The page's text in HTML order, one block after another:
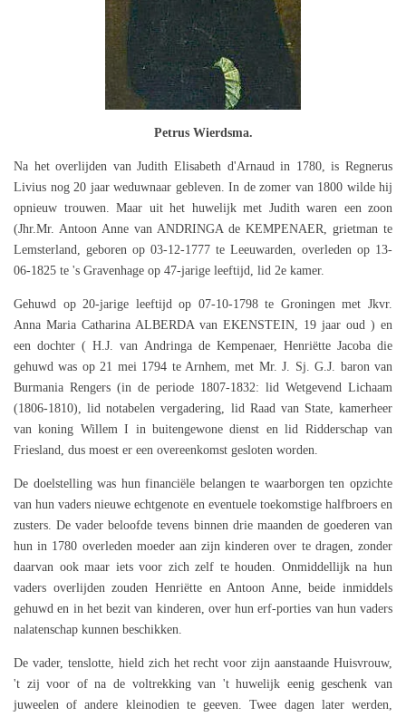
Petrus Wierdsma.
Na het overlijden van Judith Elisabeth d'Arnaud in 1780, is Regnerus
Livius nog 20 jaar weduwnaar gebleven. In de zomer van 1800 wilde hij
opnieuw trouwen. Maar uit het huwelijk met Judith waren een zoon
(Jhr.Mr. Antoon Anne van ANDRINGA de KEMPENAER, grietman te
Lemsterland, geboren op 03-12-1777 te Leeuwarden, overleden op 13-
06-1825 te 's Gravenhage op 47-jarige leeftijd, lid 2e kamer.
Gehuwd op 20-jarige leeftijd op 07-10-1798 te Groningen met Jkvr.
Anna Maria Catharina ALBERDA van EKENSTEIN, 19 jaar oud ) en
een dochter ( H.J. van Andringa de Kempenaer, Henriëtte Jacoba die
gehuwd was op 21 mei 1794 te Arnhem, met Mr. J. Sj. G.J. baron van
Burmania Rengers (in de periode 1807-1832: lid Wetgevend Lichaam
(1806-1810), lid notabelen vergadering, lid Raad van State, kamerheer
van koning Willem I in buitengewone dienst en lid Ridderschap van
Friesland, dus moest er een overeenkomst gesloten worden.
De doelstelling was hun financiële belangen te waarborgen ten opzichte
van hun vaders nieuwe echtgenote en eventuele toekomstige halfbroers en
zusters. De vader beloofde tevens binnen drie maanden de goederen van
hun in 1780 overleden moeder aan zijn kinderen over te dragen, zonder
daarvan ook maar iets voor zich zelf te houden. Onmiddellijk na hun
vaders overlijden zouden Henriëtte en Antoon Anne, beide inmiddels
gehuwd en in het bezit van kinderen, over hun erf-porties van hun vaders
nalatenschap kunnen beschikken.
De vader, tenslotte, hield zich het recht voor zijn aanstaande Huisvrouw,
't zij voor of na de voltrekking van 't huwelijk eenig geschenk van
juweelen of andere kleinodien te geeven. Twee dagen later werden,